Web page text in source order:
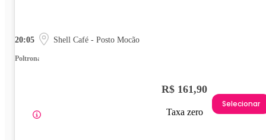
20:05 Shell Café - Posto Mocão
Poltrona
R$ 161,90
Taxa zero
Selecionar